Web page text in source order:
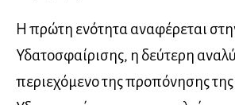
Η πρώτη ενότητα αναφέρεται
Υδατοσφαίρισης, η δεύτερη
περιεχόμενο της προπόνησης της